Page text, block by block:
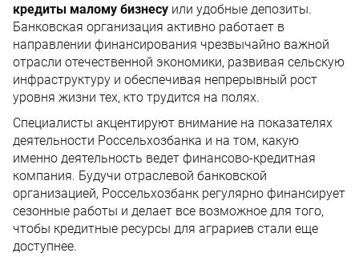
кредиты малому бизнесу или удобные депозиты.
Банковская организация активно работает в
направлении финансирования чрезвычайно важной
отрасли отечественной экономики, развивая сельскую
инфраструктуру и обеспечивая непрерывный рост
уровня жизни тех, кто трудится на полях.
Специалисты акцентируют внимание на показателях
деятельности Россельхозбанка и на том, какую
именно деятельность ведет финансово-кредитная
компания. Будучи отраслевой банковской
организацией, Россельхозбанк регулярно финансирует
сезонные работы и делает все возможное для того,
чтобы кредитные ресурсы для аграриев стали еще
доступнее.